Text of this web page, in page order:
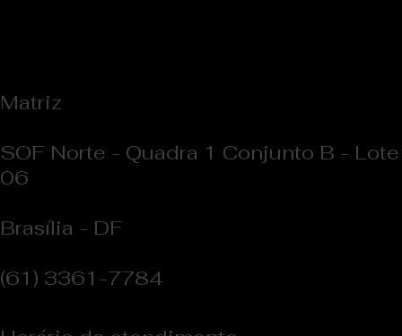
Matriz
SOF Norte - Quadra 1 Conjunto B - Lote
06
Brasília - DF
(61) 3361-7784